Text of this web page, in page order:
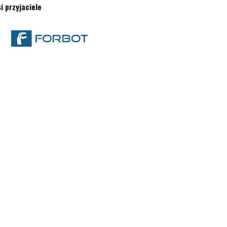
przyjaciele